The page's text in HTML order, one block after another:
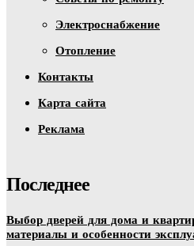
Электроснабжение
Отопление
Контакты
Карта сайта
Реклама
Последнее
Выбор дверей для дома и
материалы и особенности